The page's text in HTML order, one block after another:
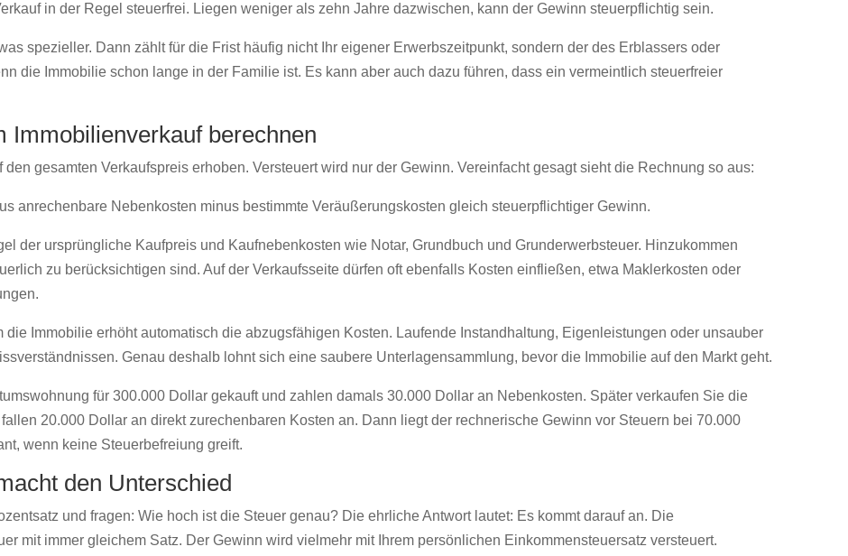
in der Regel steuerfrei. Liegen weniger als zehn Jahre dazwischen, kann der Gewinn steuerpflichtig sein.
spezieller. Dann zählt für die Frist häufig nicht Ihr eigener Erwerbszeitpunkt, sondern der des Erblassers oder
die Immobilie schon lange in der Familie ist. Es kann aber auch dazu führen, dass ein vermeintlich steuerfreier
Immobilienverkauf berechnen
gesamten Verkaufspreis erhoben. Versteuert wird nur der Gewinn. Vereinfacht gesagt sieht die Rechnung so aus:
anrechenbare Nebenkosten minus bestimmte Veräußerungskosten gleich steuerpflichtiger Gewinn.
der ursprüngliche Kaufpreis und Kaufnebenkosten wie Notar, Grundbuch und Grunderwerbsteuer. Hinzukommen
zu berücksichtigen sind. Auf der Verkaufsseite dürfen oft ebenfalls Kosten einfließen, etwa Maklerkosten oder
Immobilie erhöht automatisch die abzugsfähigen Kosten. Laufende Instandhaltung, Eigenleistungen oder unsauber
Genau deshalb lohnt sich eine saubere Unterlagensammlung, bevor die Immobilie auf den Markt geht.
für 300.000 Dollar gekauft und zahlen damals 30.000 Dollar an Nebenkosten. Später verkaufen Sie die
20.000 Dollar an direkt zurechenbaren Kosten an. Dann liegt der rechnerische Gewinn vor Steuern bei 70.000
wenn keine Steuerbefreiung greift.
den Unterschied
und fragen: Wie hoch ist die Steuer genau? Die ehrliche Antwort lautet: Es kommt darauf an. Die
mit immer gleichem Satz. Der Gewinn wird vielmehr mit Ihrem persönlichen Einkommensteuersatz versteuert.